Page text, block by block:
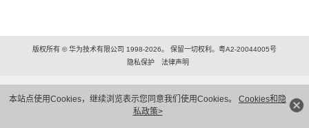
本站点使用Cookies，继续浏览表示您同意我们使用Cookies。 Cookies和隐
私政策>
版权所有 © 华为技术有限公司 1998-2026。 保留一切权利。粤A2-20044005号
隐私保护
法律声明